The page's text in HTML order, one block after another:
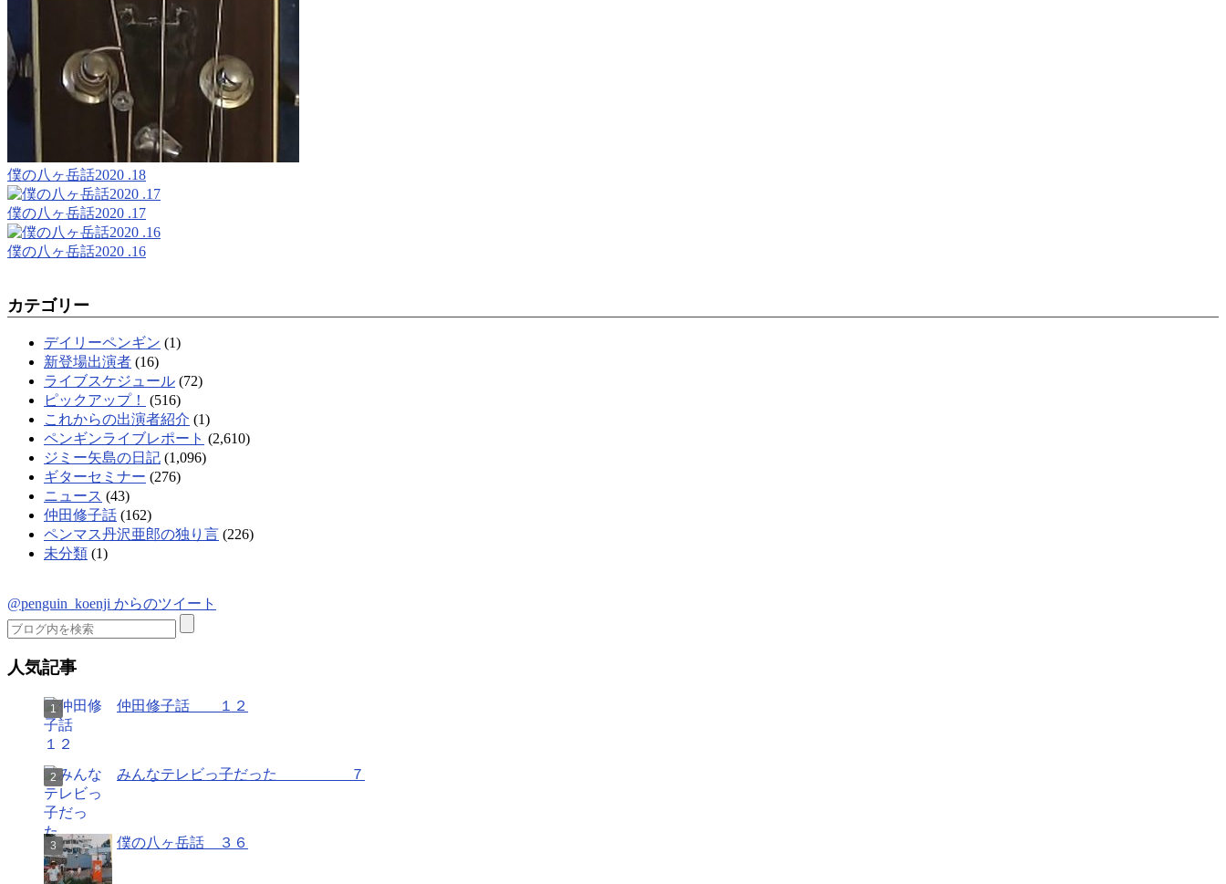
僕の八ヶ岳話2020 .18
僕の八ヶ岳話2020 .17
僕の八ヶ岳話2020 .16
カテゴリー
デイリーペンギン (1)
新登場出演者 (16)
ライブスケジュール (72)
ピックアップ！
(516)
これからの出演者紹介 (1)
ペンギンライブレポート (2,610)
ジミー矢島の日記 (1,096)
ギターセミナー (276)
ニュース (43)
仲田修子話 (162)
ペンマス丹沢亜郎の独り言 (226)
未分類 (1)
@penguin_koenji からのツイート
人気記事
仲田修子話 １２
みんなテレビっ子だった ７
僕の八ヶ岳話 ３６